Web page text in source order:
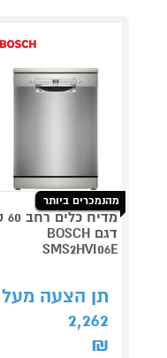
מהנמכרים ביותר
דגם BOSCH
SMS2HVI06E
תן הצעה מעל
2,262
₪